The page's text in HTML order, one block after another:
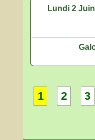
Lundi 2
1 2 3